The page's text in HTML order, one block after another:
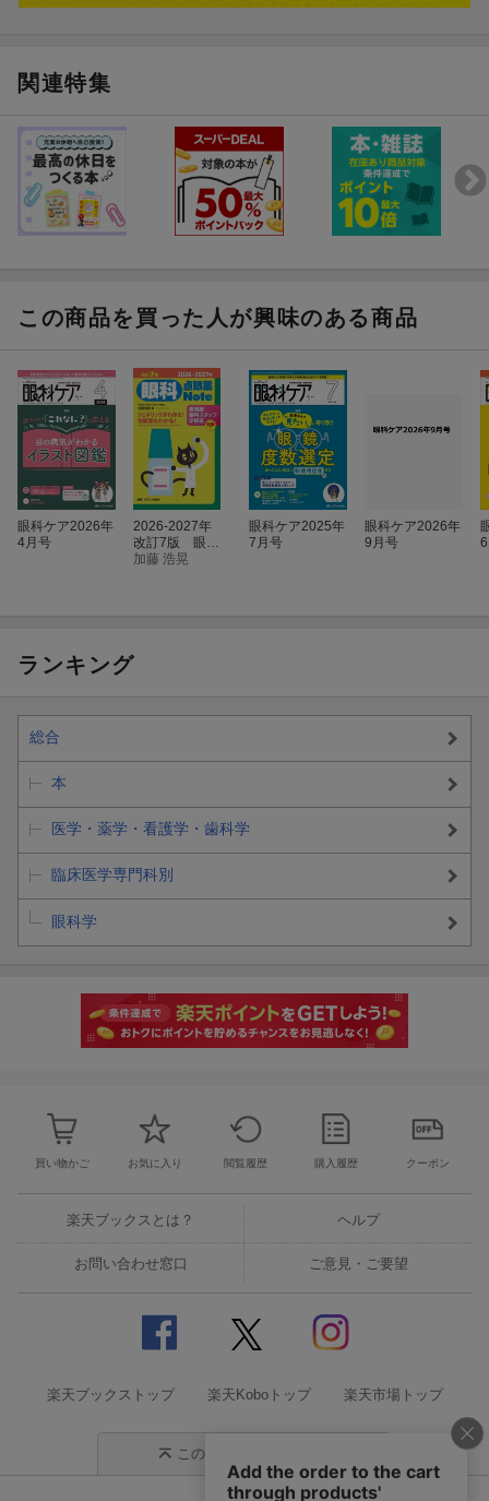
関連特集
この商品を買った人が興味のある商品
眼科ケア2026年
4月号
2026-2027年
改訂7版 眼科
点眼薬Note
加藤 浩晃
眼科ケア2025年
7月号
眼科ケア2026年
9月号
ランキング
総合
本
医学・薬学・看護学・歯科学
臨床医学専門科別
眼科学
買い物かご お気に入り 閲覧履歴 購入履歴 クーポン
楽天ブックスとは？ ヘルプ
お問い合わせ窓口 ご意見・ご要望
楽天ブックストップ 楽天Koboトップ 楽天市場トップ
このページの先頭に戻る